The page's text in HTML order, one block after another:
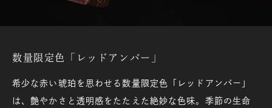
数量限定色「レッドアンバー」
希少な赤い琥珀を思わせる数量限定色「レッドアンバー」
は、艶やかさと透明感をたたえた絶妙な色味。季節の生命